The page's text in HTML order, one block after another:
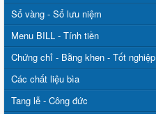
Sổ vàng - Sổ lưu niệm
Menu BILL - Tính tiền
Chứng chỉ - Bằng khen - Tốt nghiệp
Các chất liệu bìa
Tang lễ - Công đức